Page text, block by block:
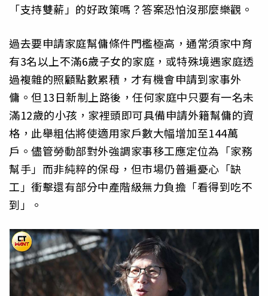
「支持雙薪」的好政策嗎？答案恐怕沒那麼樂觀。
過去要申請家庭幫傭條件門檻極高，通常須家中育
有3名以上不滿6歲子女的家庭，或特殊境遇家庭透
過複雜的照顧點數累積，才有機會申請到家事外
傭。但13日新制上路後，任何家庭中只要有一名未
滿12歲的小孩，家裡頭即可具備申請外籍幫傭的資
格，此舉粗估將使適用家戶數大幅增加至144萬
戶。儘管勞動部對外強調家事移工應定位為「家務
幫手」而非純粹的保母，但市場仍普遍憂心「缺
工」衝擊還有部分中產階級無力負擔「看得到吃不
到」。